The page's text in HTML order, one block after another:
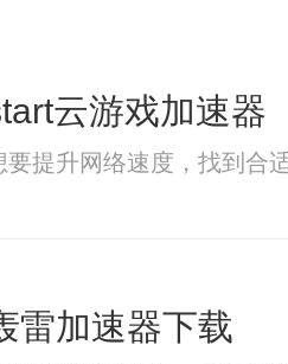
云游戏加速器
要提升网络速度，找到合
雷加速器下载